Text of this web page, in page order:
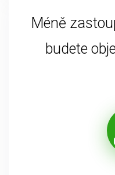
Méně
budete